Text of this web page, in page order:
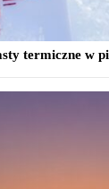
termiczne w